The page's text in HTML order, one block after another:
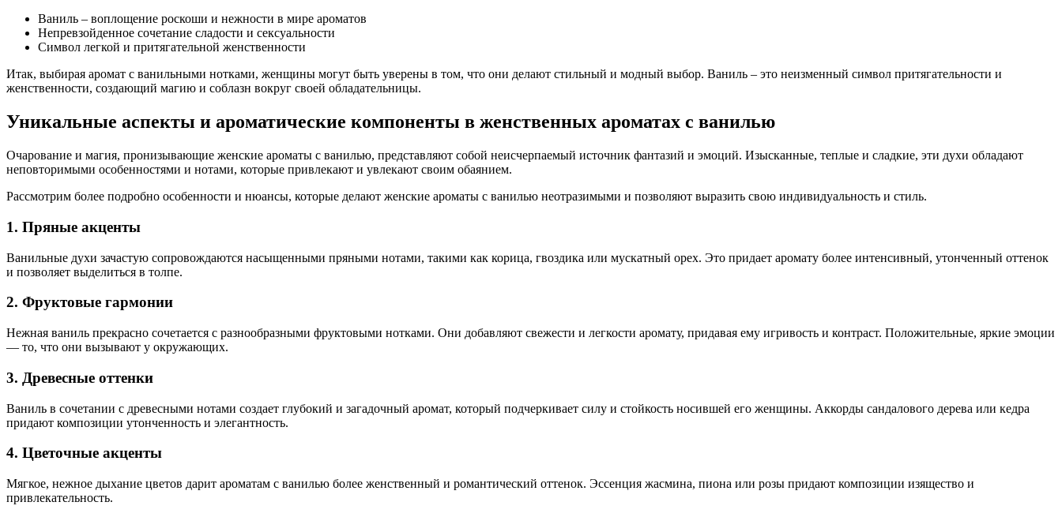
Ваниль – воплощение роскоши и нежности в мире ароматов
Непревзойденное сочетание сладости и сексуальности
Символ легкой и притягательной женственности
Итак, выбирая аромат с ванильными нотками, женщины могут быть уверены в том, что они делают стильный и модный выбор. Ваниль – это неизменный символ притягательности и
женственности, создающий магию и соблазн вокруг своей обладательницы.
Уникальные аспекты и ароматические компоненты в женственных ароматах с ванилью
Очарование и магия, пронизывающие женские ароматы с ванилью, представляют собой неисчерпаемый источник фантазий и эмоций. Изысканные, теплые и сладкие, эти духи обладают
неповторимыми особенностями и нотами, которые привлекают и увлекают своим обаянием.
Рассмотрим более подробно особенности и нюансы, которые делают женские ароматы с ванилью неотразимыми и позволяют выразить свою индивидуальность и стиль.
1. Пряные акценты
Ванильные духи зачастую сопровождаются насыщенными пряными нотами, такими как корица, гвоздика или мускатный орех. Это придает аромату более интенсивный, утонченный оттенок
и позволяет выделиться в толпе.
2. Фруктовые гармонии
Нежная ваниль прекрасно сочетается с разнообразными фруктовыми нотками. Они добавляют свежести и легкости аромату, придавая ему игривость и контраст. Положительные, яркие эмоции
— то, что они вызывают у окружающих.
3. Древесные оттенки
Ваниль в сочетании с древесными нотами создает глубокий и загадочный аромат, который подчеркивает силу и стойкость носившей его женщины. Аккорды сандалового дерева или кедра
придают композиции утонченность и элегантность.
4. Цветочные акценты
Мягкое, нежное дыхание цветов дарит ароматам с ванилью более женственный и романтический оттенок. Эссенция жасмина, пиона или розы придают композиции изящество и
привлекательность.